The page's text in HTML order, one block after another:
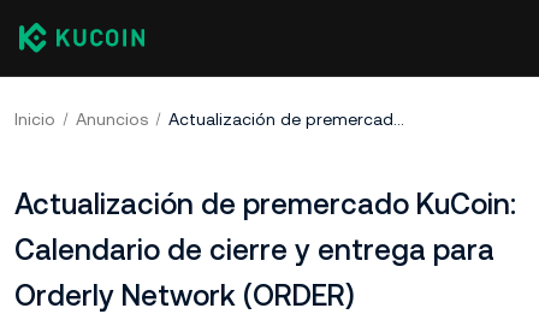
Inicio Anuncios Actualización de premercado KuCoin: Calendario de cierre y entrega para Orderly Network (ORDER)
Actualización de premercado KuCoin:
Calendario de cierre y entrega para
Orderly Network (ORDER)